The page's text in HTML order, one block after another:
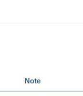
Note